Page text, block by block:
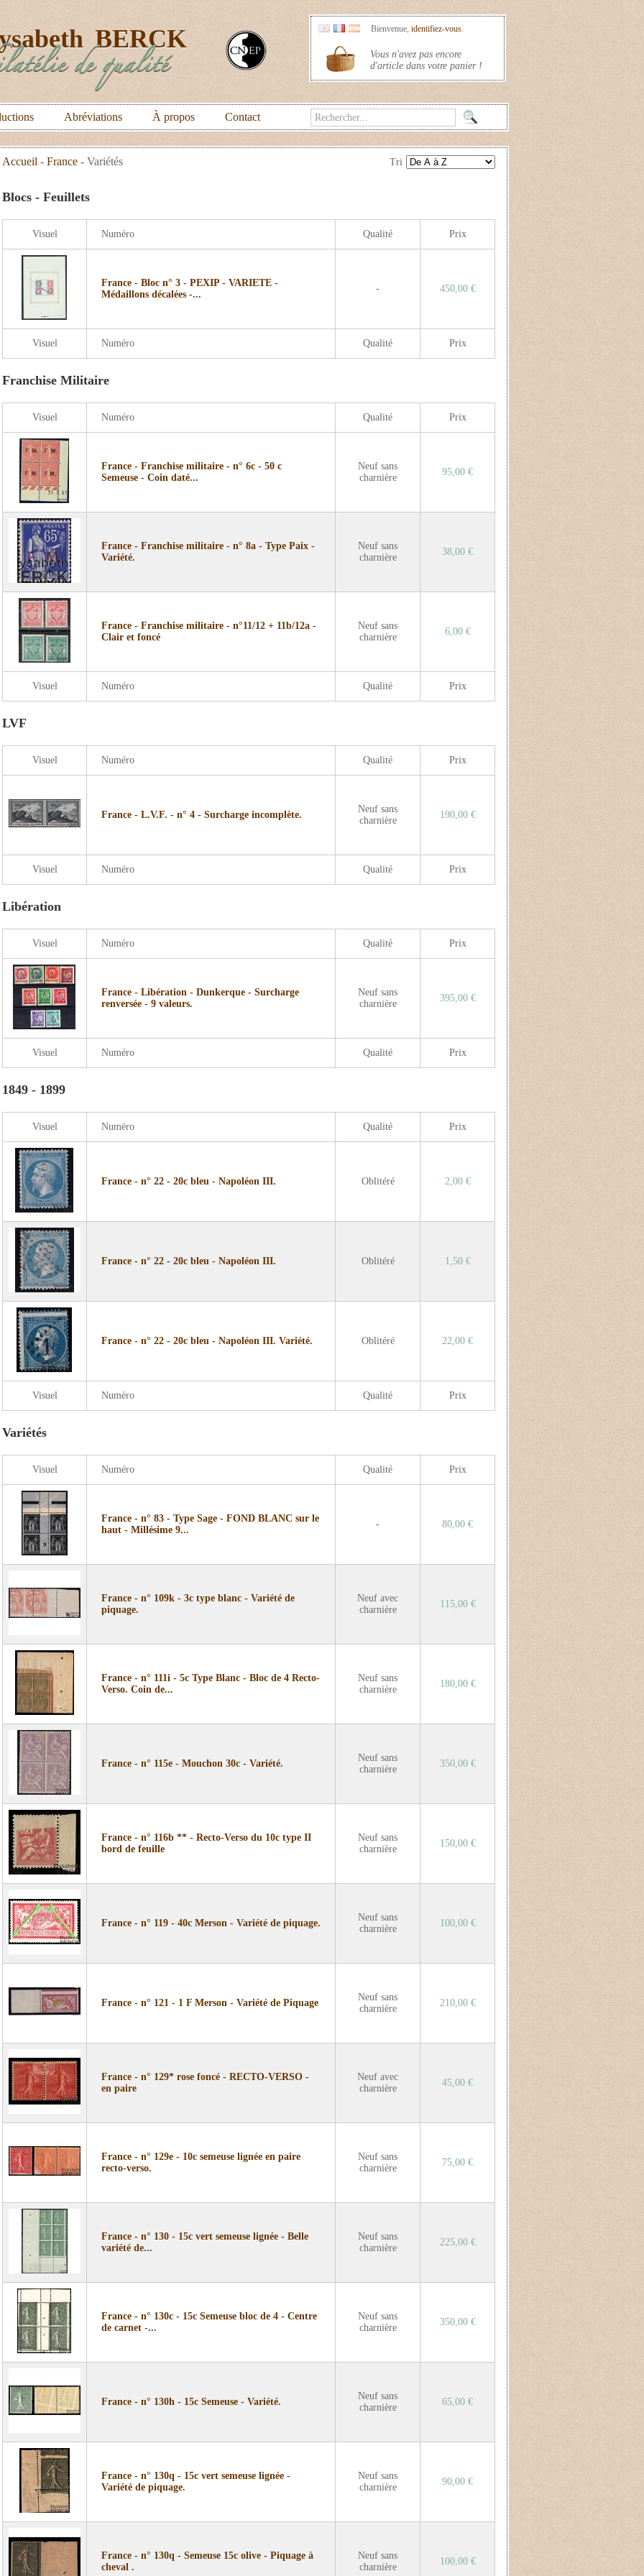
BERCK
de qualité
Bienvenue, identifiez-vous.
Vous n'avez pas encore
d'article dans votre panier !
Abréviations À propos Contact
Accueil - France - Variétés Tri
Blocs - Feuillets
Visuel Numéro Qualité Prix
Visuel Numéro Qualité Prix
France - Bloc n° 3 - PEXIP - VARIETE -
Médaillons décalées -...
- 450,00 €
Franchise Militaire
Visuel Numéro Qualité Prix
Visuel Numéro Qualité Prix
France - Franchise militaire - n° 6c - 50 c
Semeuse - Coin daté...
Neuf sans
charnière
95,00 €
France - Franchise militaire - n° 8a - Type Paix -
Variété.
Neuf sans
charnière
38,00 €
France - Franchise militaire - n°11/12 + 11b/12a -
Clair et foncé
Neuf sans
charnière
6,00 €
LVF
Visuel Numéro Qualité Prix
Visuel Numéro Qualité Prix
France - L.V.F. - n° 4 - Surcharge incomplète.
Neuf sans
charnière
190,00 €
Libération
Visuel Numéro Qualité Prix
Visuel Numéro Qualité Prix
France - Libération - Dunkerque - Surcharge
renversée - 9 valeurs.
Neuf sans
charnière
395,00 €
1849 - 1899
Visuel Numéro Qualité Prix
Visuel Numéro Qualité Prix
France - n° 22 - 20c bleu - Napoléon III. Oblitéré 2,00 €
France - n° 22 - 20c bleu - Napoléon III. Oblitéré 1,50 €
France - n° 22 - 20c bleu - Napoléon III. Variété. Oblitéré 22,00 €
Variétés
Visuel Numéro Qualité Prix
France - n° 83 - Type Sage - FOND BLANC sur le
haut - Millésime 9...
- 80,00 €
France - n° 109k - 3c type blanc - Variété de
piquage.
Neuf avec
charnière
115,00 €
France - n° 111i - 5c Type Blanc - Bloc de 4 Recto-
Verso. Coin de...
Neuf sans
charnière
180,00 €
France - n° 115e - Mouchon 30c - Variété.
Neuf sans
charnière
350,00 €
France - n° 116b ** - Recto-Verso du 10c type II
bord de feuille
Neuf sans
charnière
150,00 €
France - n° 119 - 40c Merson - Variété de piquage.
Neuf sans
charnière
100,00 €
France - n° 121 - 1 F Merson - Variété de Piquage
Neuf sans
charnière
210,00 €
France - n° 129* rose foncé - RECTO-VERSO -
en paire
Neuf avec
charnière
45,00 €
France - n° 129e - 10c semeuse lignée en paire
recto-verso.
Neuf sans
charnière
75,00 €
France - n° 130 - 15c vert semeuse lignée - Belle
variété de...
Neuf sans
charnière
225,00 €
France - n° 130c - 15c Semeuse bloc de 4 - Centre
de carnet -...
Neuf sans
charnière
350,00 €
France - n° 130h - 15c Semeuse - Variété.
Neuf sans
charnière
65,00 €
France - n° 130q - 15c vert semeuse lignée -
Variété de piquage.
Neuf sans
charnière
90,00 €
France - n° 130q - Semeuse 15c olive - Piquage à
cheval .
Neuf sans
charnière
100,00 €